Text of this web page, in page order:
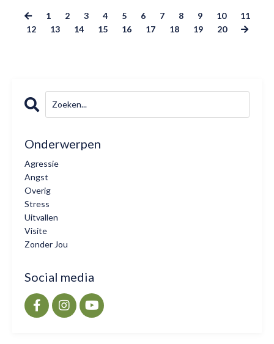
1 2 3 4 5 6 7 8 9 10
11
12
13 14 15 16 17 18 19 20
Onderwerpen
Agressie
Angst
Overig
Stress
Uitvallen
Visite
Zonder Jou
Social media